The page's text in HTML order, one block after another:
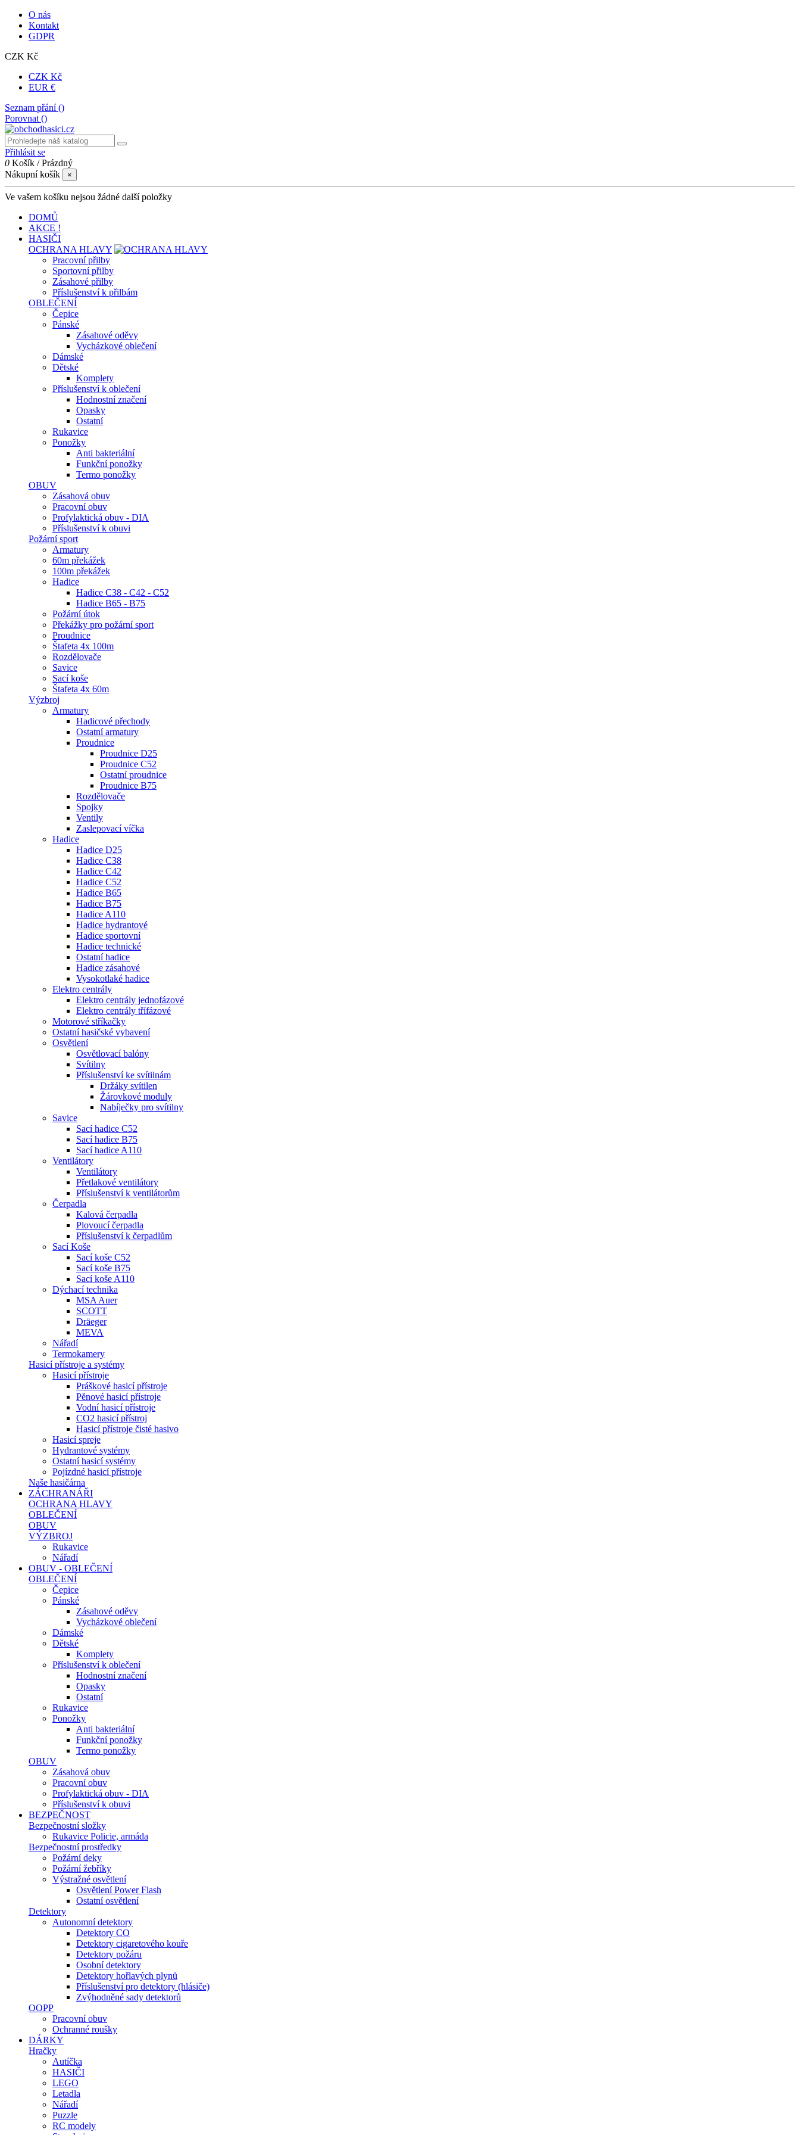
O nás
Kontakt
GDPR
CZK Kč
CZK Kč
EUR €
Seznam přání ()
Porovnat ()
Přihlásit se
0 Košík /Prázdný
Nákupní košík
×
Ve vašem košíku nejsou žádné další položky
DOMŮ
AKCE !
HASIČI
OCHRANA HLAVY
Pracovní přilby
Sportovní přilby
Zásahové přilby
Příslušenství k přilbám
OBLEČENÍ
Čepice
Pánské
Zásahové oděvy
Vycházkové oblečení
Dámské
Dětské
Komplety
Příslušenství k oblečení
Hodnostní značení
Opasky
Ostatní
Rukavice
Ponožky
Anti bakteriální
Funkční ponožky
Termo ponožky
OBUV
Zásahová obuv
Pracovní obuv
Profylaktická obuv - DIA
Příslušenství k obuvi
Požární sport
Armatury
60m překážek
100m překážek
Hadice
Hadice C38 - C42 - C52
Hadice B65 - B75
Požární útok
Překážky pro požární sport
Proudnice
Štafeta 4x 100m
Rozdělovače
Savice
Sací koše
Štafeta 4x 60m
Výzbroj
Armatury
Hadicové přechody
Ostatní armatury
Proudnice
Proudnice D25
Proudnice C52
Ostatní proudnice
Proudnice B75
Rozdělovače
Spojky
Ventily
Zaslepovací víčka
Hadice
Hadice D25
Hadice C38
Hadice C42
Hadice C52
Hadice B65
Hadice B75
Hadice A110
Hadice hydrantové
Hadice sportovní
Hadice technické
Ostatní hadice
Hadice zásahové
Vysokotlaké hadice
Elektro centrály
Elektro centrály jednofázové
Elektro centrály třífázové
Motorové stříkačky
Ostatní hasičské vybavení
Osvětlení
Osvětlovací balóny
Svítilny
Příslušenství ke svítilnám
Držáky svítilen
Žárovkové moduly
Nabíječky pro svítilny
Savice
Sací hadice C52
Sací hadice B75
Sací hadice A110
Ventilátory
Ventilátory
Přetlakové ventilátory
Příslušenství k ventilátorům
Čerpadla
Kalová čerpadla
Plovoucí čerpadla
Příslušenství k čerpadlům
Sací Koše
Sací koše C52
Sací koše B75
Sací koše A110
Dýchací technika
MSA Auer
SCOTT
Dräeger
MEVA
Nářadí
Termokamery
Hasicí přístroje a systémy
Hasicí přístroje
Práškové hasicí přístroje
Pěnové hasicí přístroje
Vodní hasicí přístroje
CO2 hasicí přístroj
Hasicí přístroje čisté hasivo
Hasicí spreje
Hydrantové systémy
Ostatní hasicí systémy
Pojízdné hasicí přístroje
Naše hasičárna
ZÁCHRANÁŘI
OCHRANA HLAVY
OBLEČENÍ
OBUV
VÝZBROJ
Rukavice
Nářadí
OBUV - OBLEČENÍ
OBLEČENÍ
Čepice
Pánské
Zásahové oděvy
Vycházkové oblečení
Dámské
Dětské
Komplety
Příslušenství k oblečení
Hodnostní značení
Opasky
Ostatní
Rukavice
Ponožky
Anti bakteriální
Funkční ponožky
Termo ponožky
OBUV
Zásahová obuv
Pracovní obuv
Profylaktická obuv - DIA
Příslušenství k obuvi
BEZPEČNOST
Bezpečnostní složky
Rukavice Policie, armáda
Bezpečnostní prostředky
Požární deky
Požární žebříky
Výstražné osvětlení
Osvětlení Power Flash
Ostatní osvětlení
Detektory
Autonomní detektory
Detektory CO
Detektory cigaretového kouře
Detektory požáru
Osobní detektory
Detektory hořlavých plynů
Příslušenství pro detektory (hlásiče)
Zvýhodněné sady detektorů
OOPP
Pracovní obuv
Ochranné roušky
DÁRKY
Hračky
Autíčka
HASIČI
LEGO
Letadla
Nářadí
Puzzle
RC modely